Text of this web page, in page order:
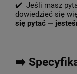
✔️ Jeśli masz
dowiedzieć się
się pytać —
➡️